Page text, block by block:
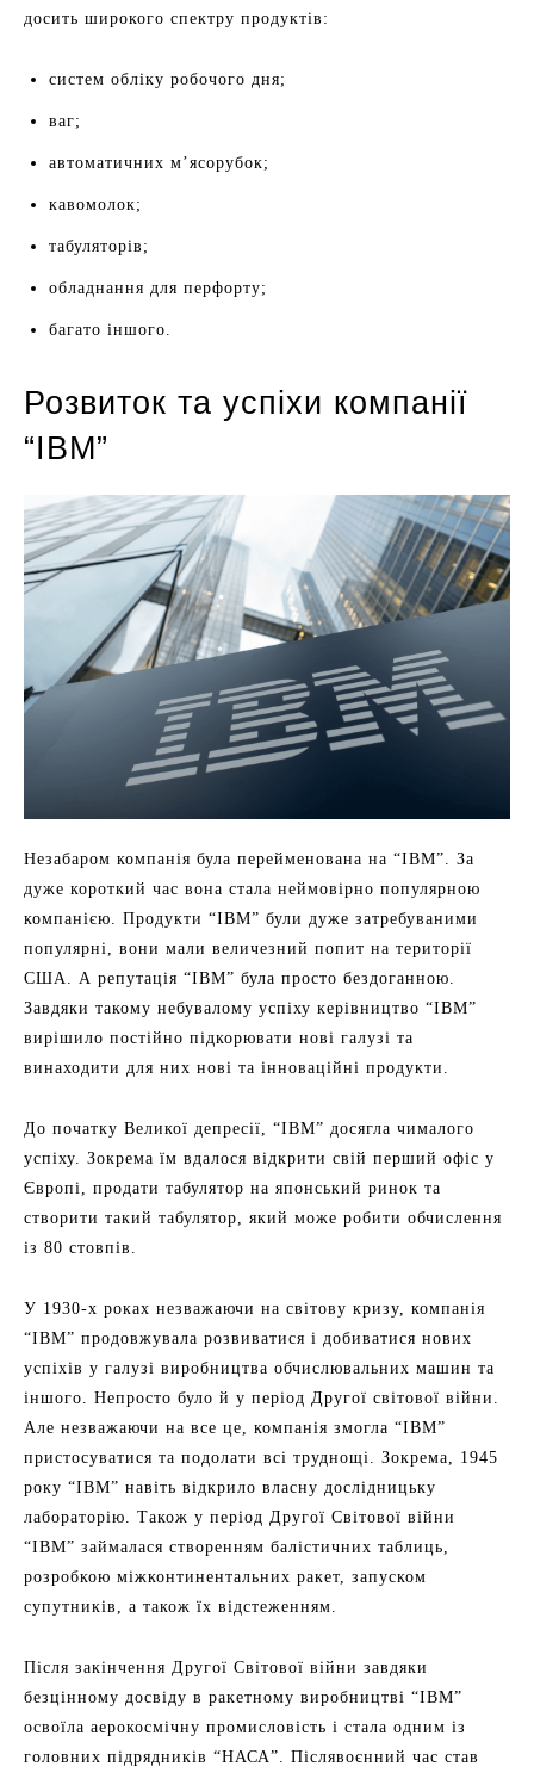
досить широкого спектру продуктів:
систем обліку робочого дня;
ваг;
автоматичних м’ясорубок;
кавомолок;
табуляторів;
обладнання для перфорту;
багато іншого.
Розвиток та успіхи компанії
“IBM”
Незабаром компанія була перейменована на “IBM”. За
дуже короткий час вона стала неймовірно популярною
компанією. Продукти “IBM” були дуже затребуваними
популярні, вони мали величезний попит на території
США. А репутація “IBM” була просто бездоганною.
Завдяки такому небувалому успіху керівництво “IBM”
вирішило постійно підкорювати нові галузі та
винаходити для них нові та інноваційні продукти.
До початку Великої депресії, “IBM” досягла чималого
успіху. Зокрема їм вдалося відкрити свій перший офіс у
Європі, продати табулятор на японський ринок та
створити такий табулятор, який може робити обчислення
із 80 стовпів.
У 1930-х роках незважаючи на світову кризу, компанія
“IBM” продовжувала розвиватися і добиватися нових
успіхів у галузі виробництва обчислювальних машин та
іншого. Непросто було й у період Другої світової війни.
Але незважаючи на все це, компанія змогла “IBM”
пристосуватися та подолати всі труднощі. Зокрема, 1945
року “IBM” навіть відкрило власну дослідницьку
лабораторію. Також у період Другої Світової війни
“IBM” займалася створенням балістичних таблиць,
розробкою міжконтинентальних ракет, запуском
супутників, а також їх відстеженням.
Після закінчення Другої Світової війни завдяки
безцінному досвіду в ракетному виробництві “IBM”
освоїла аерокосмічну промисловість і стала одним із
головних підрядників “НАСА”. Післявоєнний час став